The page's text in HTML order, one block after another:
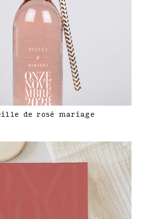
de rosé mariage